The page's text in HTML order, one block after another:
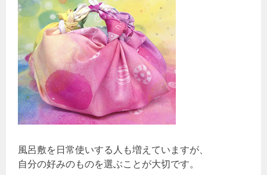
風呂敷を日常使いする人も増えていますが、
自分の好みのものを選ぶことが大切です。